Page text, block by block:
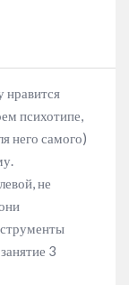
нравится
психотипе,
него самого)
не
3